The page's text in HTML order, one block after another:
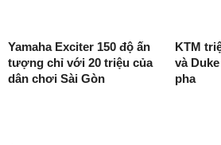
Yamaha Exciter 150 độ ấn
tượng chỉ với 20 triệu của
dân chơi Sài Gòn
KTM
và
pha